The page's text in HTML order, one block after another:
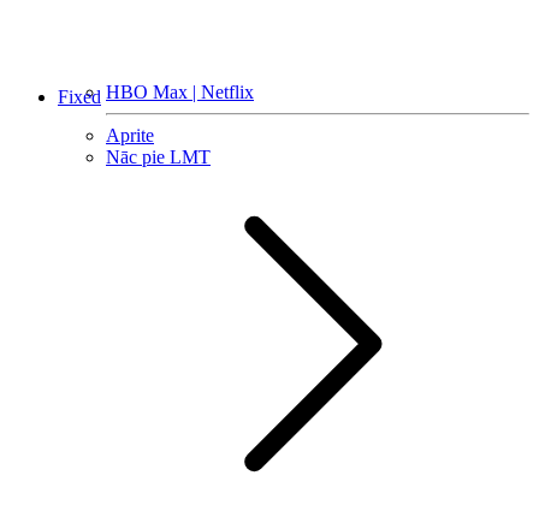
HBO Max | Netflix
Aprite
Nāc pie LMT
Fixed